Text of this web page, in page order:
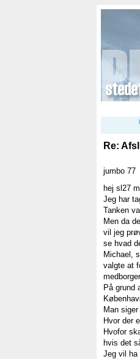
Re:
jumbo 77
hej sl27
Jeg har
Tanken
Men da
vil jeg
se hvad
Michael,
valgte at
På grund
Man
Hvor der
Hvofor
hvis det
Jeg vil ha